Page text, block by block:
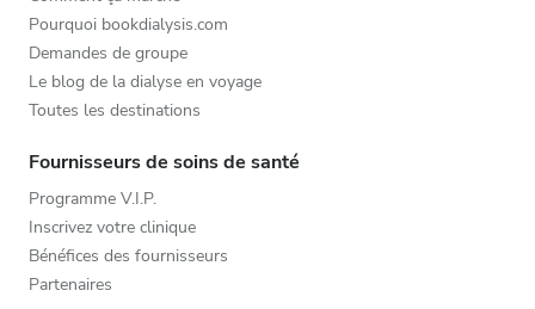
Pourquoi bookdialysis.com
Demandes de groupe
Le blog de la dialyse en voyage
Toutes les destinations
Fournisseurs de soins de santé
Programme V.I.P.
Inscrivez votre clinique
Bénéfices des fournisseurs
Partenaires